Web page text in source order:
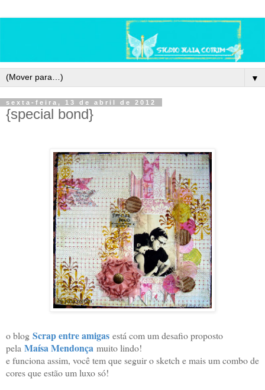
▼
sexta-feira, 13 de abril de 2012
{special bond}
o blog Scrap entre amigas está com um desafio proposto
pela Maísa Mendonça muito lindo!
e funciona assim, você tem que seguir o sketch e mais um combo de
cores que estão um luxo só!